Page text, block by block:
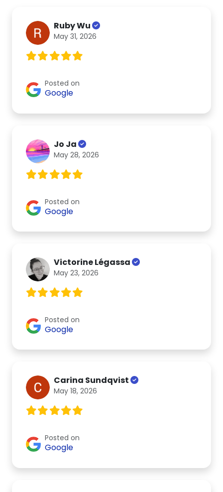
Ruby Wu
May 31, 2026
Posted on
Google
Jo Ja
May 28, 2026
Posted on
Google
Victorine Légassa
May 23, 2026
Posted on
Google
Carina Sundqvist
May 18, 2026
Posted on
Google